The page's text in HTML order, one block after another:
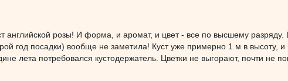
английской розы! И форма, и аромат, и цвет - все по высшему разряду.
год посадки) вообще не заметила! Куст уже примерно 1 м в высоту,
лета потребовался кустодержатель. Цветки не выгорают, почти не